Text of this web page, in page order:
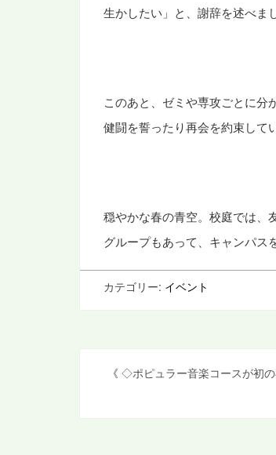
生かしたい」と、謝辞を述べま
このあと、ゼミや専攻ごとに分
健闘を誓ったり再会を約束して
穏やかな春の青空。校庭では、
グループもあって、キャンパス
カテゴリー: イベント
《 ◇ポピュラー音楽コースが初